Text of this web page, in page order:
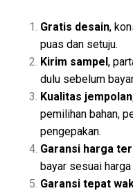
Gratis desain,
puas dan setuju.
Kirim sampel,
dulu sebelum
Kualitas
pemilihan bahan,
pengepakan.
Garansi harga
bayar sesuai harga
Garansi tepat